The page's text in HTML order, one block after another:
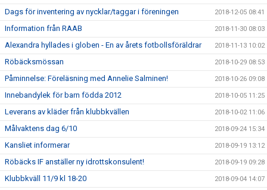
Dags för inventering av nycklar/taggar i föreningen 2018-12-05 08:41
Information från RAAB 2018-11-30 08:03
Alexandra hyllades i globen - En av årets fotbollsföräldrar 2018-11-13 10:02
Röbäcksmössan 2018-10-29 08:53
Påminnelse: Föreläsning med Annelie Salminen! 2018-10-26 09:08
Innebandylek för barn födda 2012 2018-10-05 11:25
Leverans av kläder från klubbkvällen 2018-10-02 11:06
Målvaktens dag 6/10 2018-09-24 15:34
Kansliet informerar 2018-09-19 13:12
Röbäcks IF anställer ny idrottskonsulent! 2018-09-19 09:28
Klubbkväll 11/9 kl 18-20 2018-09-04 14:07